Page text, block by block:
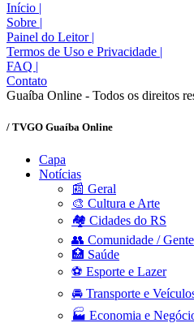
Início |
Sobre |
Painel do Leitor |
Termos de Uso e Privacidade |
FAQ |
Contato
Guaíba Online - Todos os direitos
/ TVGO Guaíba Online
Capa
Notícias
📰 Geral
🎨 Cultura e Arte
🏘️ Cidades do RS
👥 Comunidade / Gente
🏥 Saúde
⚽ Esporte e Lazer
🚘 Transporte e
🏭 Economia e